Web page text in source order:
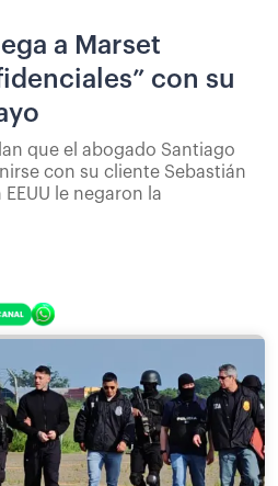
a Marset
con su
que el abogado Santiago
con su cliente Sebastián
le negaron la